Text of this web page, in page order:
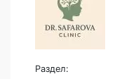
Раздел: